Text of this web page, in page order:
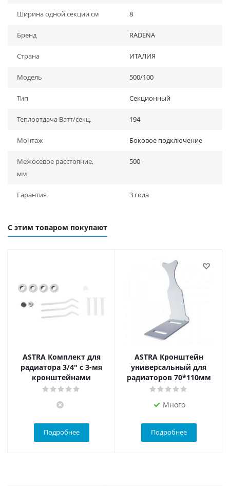
Ширина одной секции см 8
Бренд RADENA
Страна ИТАЛИЯ
Модель 500/100
Тип Секционный
Теплоотдача Ватт/секц. 194
Монтаж Боковое подключение
Межосевое расстояние,
мм
500
Гарантия 3 года
С этим товаром покупают
ASTRA Комплект для
радиатора 3/4" с 3-мя
кронштейнами
Подробнее
ASTRA Кронштейн
универсальный для
радиаторов 70*110мм
Много
Подробнее